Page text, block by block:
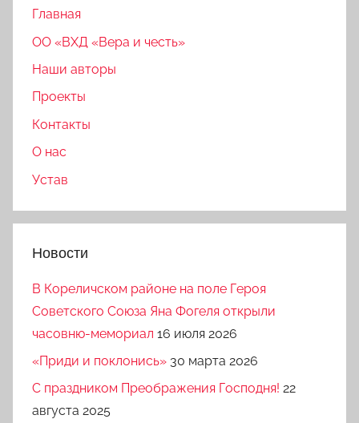
Главная
ОО «ВХД «Вера и честь»
Наши авторы
Проекты
Контакты
О нас
Устав
Новости
В Кореличском районе на поле Героя
Советского Союза Яна Фогеля открыли
часовню-мемориал 16 июля 2026
«Приди и поклонись» 30 марта 2026
C праздником Преображения Господня! 22
августа 2025